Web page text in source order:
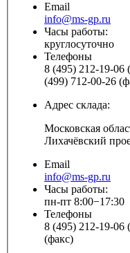
Email
info@ms-gp.ru
Часы работы:
круглосуточно
Телефоны
8 (495) 212-19-06
(499) 712-00-26
Адрес склада:
Московская
Лихачёвский
Email
info@ms-gp.ru
Часы работы:
пн-пт 8:00−17:30
Телефоны
8 (495) 212-19-06
(факс)